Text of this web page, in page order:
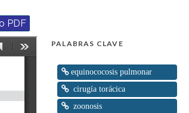
PALABRAS CLAVE
equinococosis pulmonar
cirugía torácica
zoonosis
PDF